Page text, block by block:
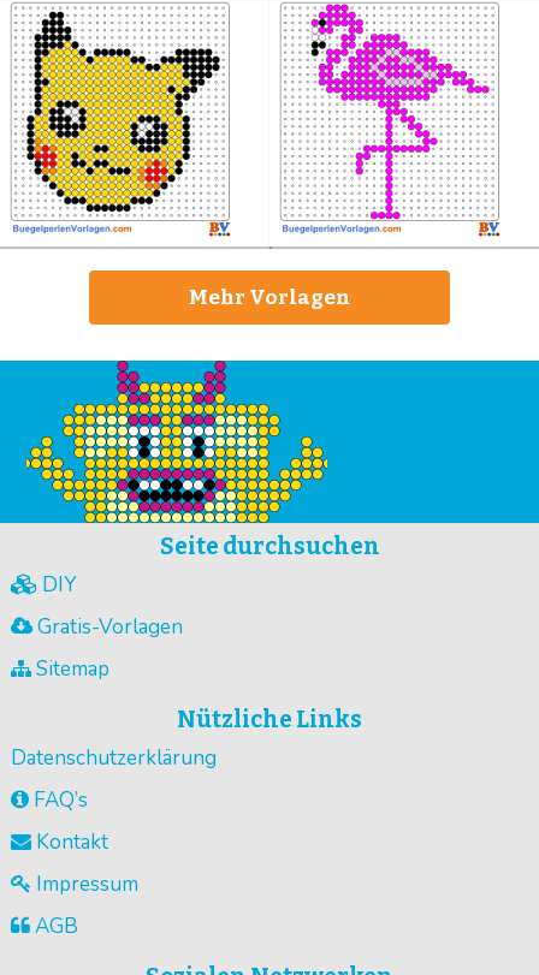
Mehr Vorlagen
Seite durchsuchen
DIY
Gratis-Vorlagen
Sitemap
Nützliche Links
Datenschutzerklärung
FAQ’s
Kontakt
Impressum
AGB